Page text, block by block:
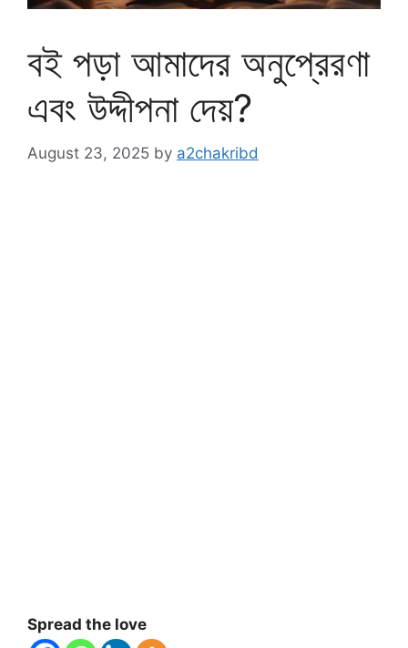
বই পড়া আমাদের অনুপ্রেরণা
এবং উদ্দীপনা দেয়?
August 23, 2025 by a2chakribd
Spread the love